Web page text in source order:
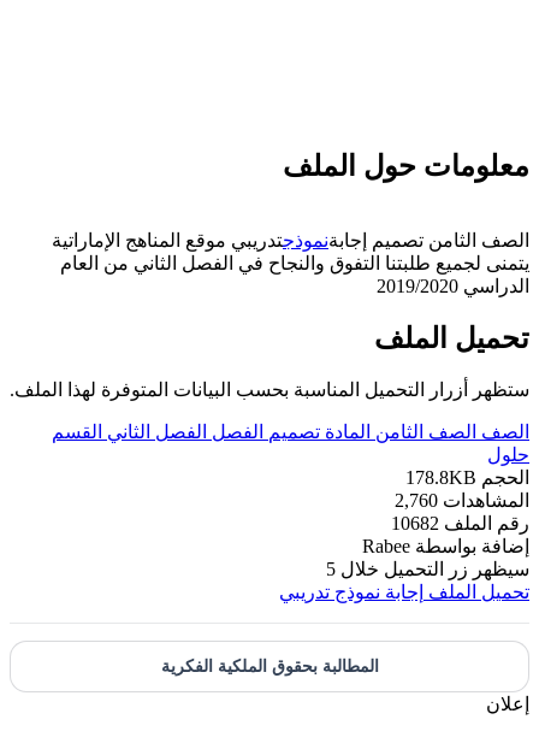
حول الملف
تصميم إجابةنموذجتدريبي موقع المناهج الإماراتية
طلبتنا التفوق والنجاح في الفصل الثاني من العام
الملف
التحميل المناسبة بحسب البيانات المتوفرة لهذا الملف.
الصف الثامن المادة تصميم الفصل الفصل الثاني القسم
178.8KB
2,760
10682
Rabee
التحميل خلال 5
إجابة نموذج تدريبي
المطالبة بحقوق الملكية الفكرية